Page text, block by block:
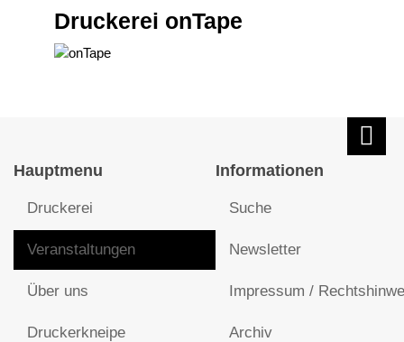
Druckerei onTape
Hauptmenu
Druckerei
Veranstaltungen
Über uns
Druckerkneipe
Informationen
Suche
Newsletter
Impressum /
Archiv